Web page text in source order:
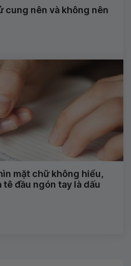
cung nên và không nên
mặt chữ không hiểu,
tê đầu ngón tay là dấu